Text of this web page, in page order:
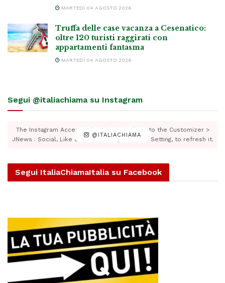
MARTEDÌ 04 AGOSTO 2026
Truffa delle case vacanza a Cesenatico:
oltre 120 turisti raggirati con
appartamenti fantasma
MARTEDÌ 04 AGOSTO 2026
Segui @italiachiama su Instagram
@ITALIACHIAMA
The Instagram Access Token is expired, Go to the Customizer >
JNews : Social, Like & View > Instagram Feed Setting, to refresh it.
Segui ItaliaChiamaItalia su Facebook